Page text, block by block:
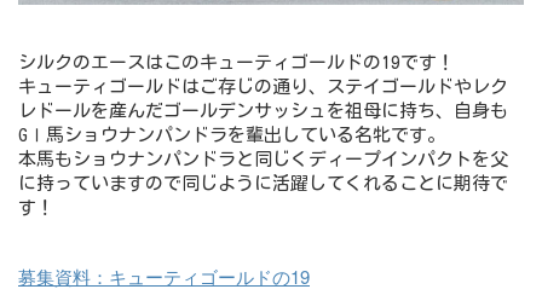
シルクのエースはこのキューティゴールドの19です！
キューティゴールドはご存じの通り、ステイゴールドやレク
レドールを産んだゴールデンサッシュを祖母に持ち、自身も
GⅠ馬ショウナンパンドラを輩出している名牝です。
本馬もショウナンパンドラと同じくディープインパクトを父
に持っていますので同じように活躍してくれることに期待で
す！
募集資料：キューティゴールドの19